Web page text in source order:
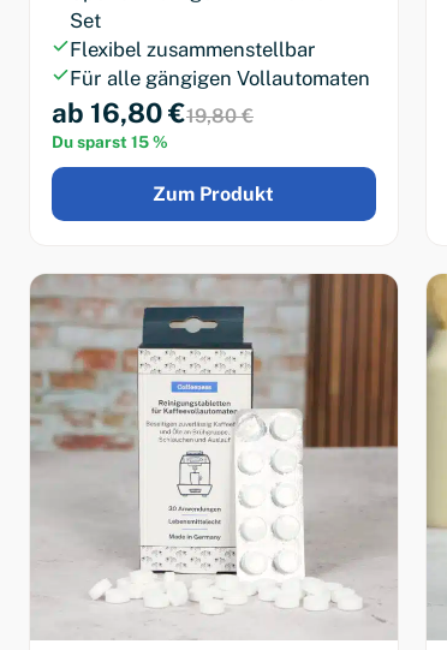
Set
Flexibel zusammenstellbar
Für alle gängigen Vollautomaten
ab 16,80 €19,80 €
Du sparst 15 %
Zum Produkt